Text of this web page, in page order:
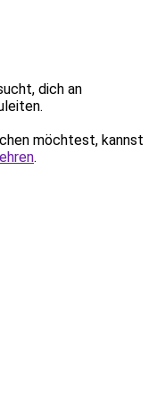
dich an
möchtest, kannst
.